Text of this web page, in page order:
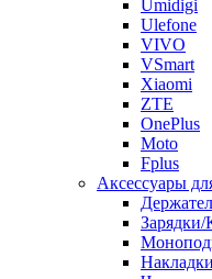
Umidigi
Ulefone
VIVO
VSmart
Xiaomi
ZTE
OnePlus
Moto
Fplus
Аксессуары
Зарядки/